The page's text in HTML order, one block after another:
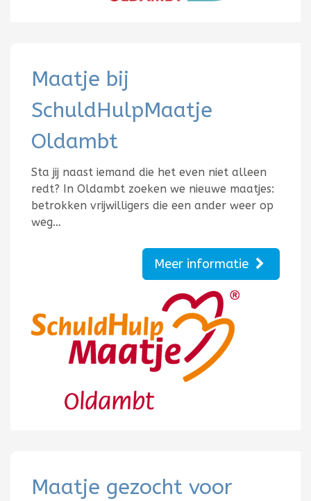
Maatje bij
SchuldHulpMaatje
Oldambt
Sta jij naast iemand die het even niet alleen
redt? In Oldambt zoeken we nieuwe maatjes:
betrokken vrijwilligers die een ander weer op
weg…
Meer informatie
Maatje gezocht voor